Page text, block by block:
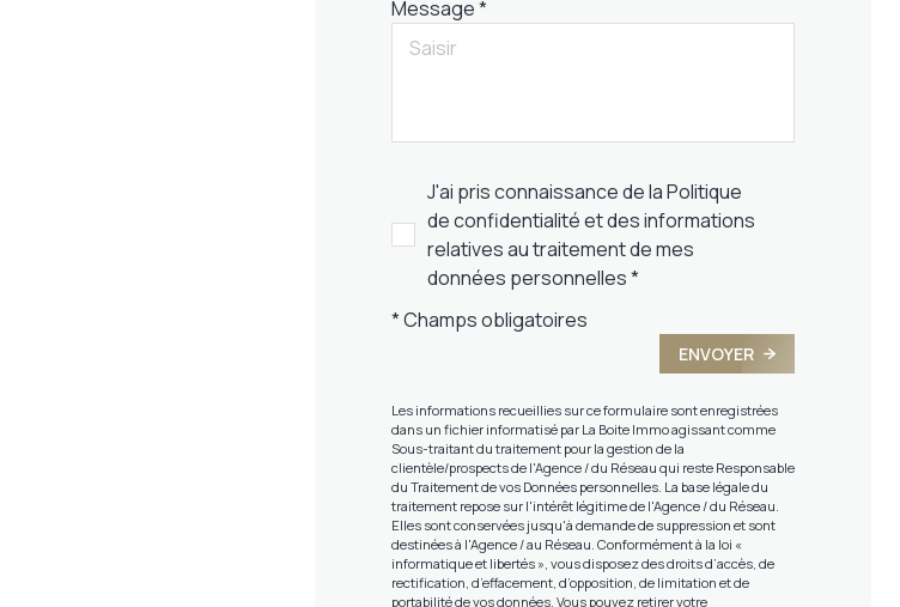
Message *
J'ai pris connaissance de la Politique
de confidentialité et des informations
relatives au traitement de mes
données personnelles *
* Champs obligatoires
ENVOYER
Les informations recueillies sur ce formulaire sont enregistrées
dans un fichier informatisé par La Boite Immo agissant comme
Sous-traitant du traitement pour la gestion de la
clientèle/prospects de l'Agence / du Réseau qui reste Responsable
du Traitement de vos Données personnelles. La base légale du
traitement repose sur l'intérêt légitime de l'Agence / du Réseau.
Elles sont conservées jusqu'à demande de suppression et sont
destinées à l'Agence / au Réseau. Conformément à la loi «
informatique et libertés », vous disposez des droits d’accès, de
rectification, d’effacement, d’opposition, de limitation et de
portabilité de vos données. Vous pouvez retirer votre